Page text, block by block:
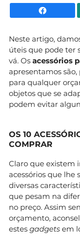
Neste artigo,
úteis que pode ter
vá. Os acessórios
apresentamos
para qualquer
objetos que se
podem evitar
OS 10
COMPRAR
Claro que existem
acessórios que lhe
diversas
que pesam na
no preço. Assim
orçamento,
estes gadgets em